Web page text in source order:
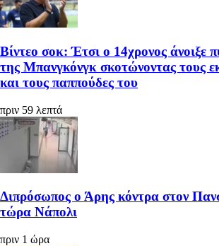
Βίντεο σοκ: Έτσι ο 14χρονος άνοιξε
της Μπανγκόνγκ σκοτώνοντας τους
και τους παππούδες του
πριν 59 λεπτά
Διπρόσωπος ο Άρης κόντρα στον
τώρα Νάπολι
πριν 1 ώρα